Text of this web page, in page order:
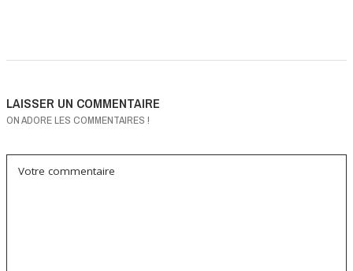
LAISSER UN COMMENTAIRE
ON ADORE LES COMMENTAIRES !
Votre commentaire